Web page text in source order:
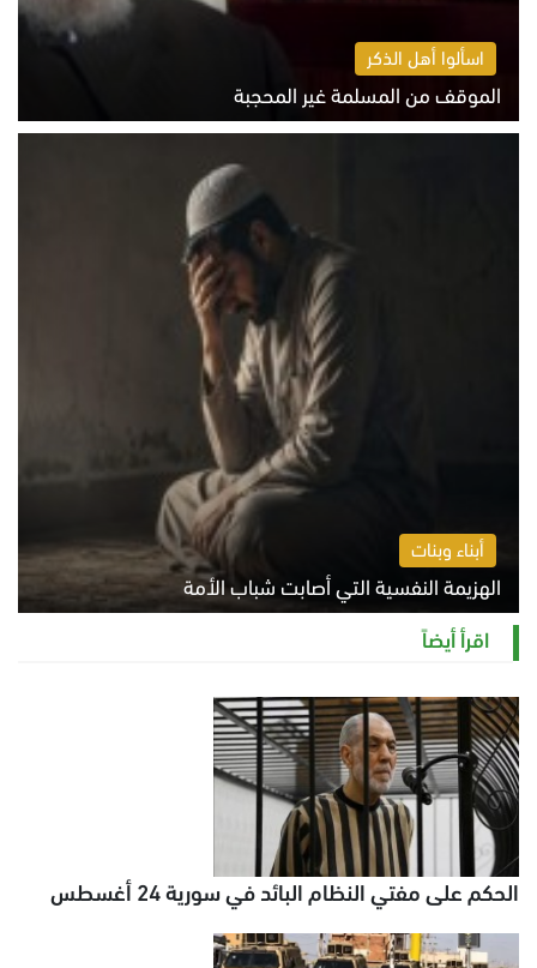
اسألوا أهل الذكر
الموقف من المسلمة غير المحجبة
الخميس 6 أغسطس 2026 10:45 ص
أبناء وبنات
الهزيمة النفسية التي أصابت شباب الأمة
الخميس 6 أغسطس 2026 11:12 ص
اقرأ أيضاً
الحكم على مفتي النظام البائد في سورية 24 أغسطس